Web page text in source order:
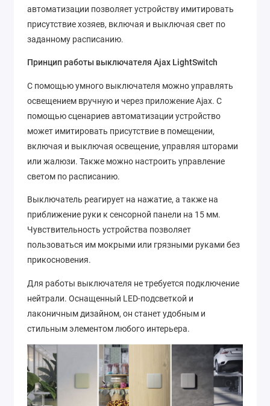
автоматизации позволяет устройству имитировать
присутствие хозяев, включая и выключая свет по
заданному расписанию.
Принцип работы выключателя Ajax LightSwitch
С помощью умного выключателя можно управлять
освещением вручную и через приложение Ajax. С
помощью сценариев автоматизации устройство
может имитировать присутствие в помещении,
включая и выключая освещение, управляя шторами
или жалюзи. Также можно настроить управление
светом по расписанию.
Выключатель реагирует на нажатие, а также на
приближение руки к сенсорной панели на 15 мм.
Чувствительность устройства позволяет
пользоваться им мокрыми или грязными руками без
прикосновения.
Для работы выключателя не требуется подключение
нейтрали. Оснащенный LED-подсветкой и
лаконичным дизайном, он станет удобным и
стильным элементом любого интерьера.